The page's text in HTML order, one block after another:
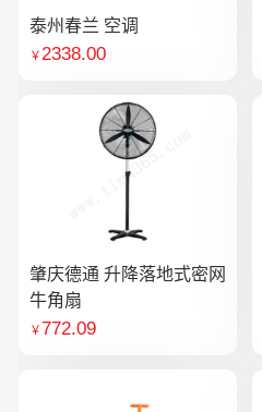
泰州春兰 空调
￥2338.00
肇庆德通 升降落地式密网
牛角扇
￥772.09